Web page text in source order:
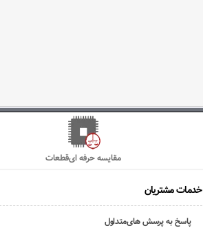
مقایسه حرفه ای‌قطعات
خدمات مشتریان
پاسخ به پرسش های‌متداول